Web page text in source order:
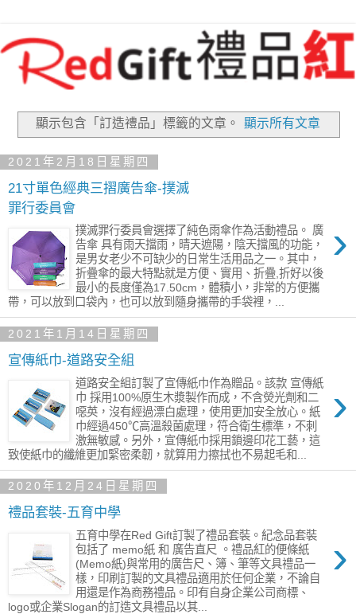
顯示包含「訂造禮品」 標籤的文章。 顯示所有文章
2021年2月18日星期四
21寸單色經典三摺廣告傘-撲滅
罪行委員會
›
撲滅罪行委員會選擇了純色雨傘作為活動禮品。 廣
告傘 具有雨天擋雨，晴天遮陽，陰天擋風的功能，
是男女老少不可缺少的日常生活用品之一。其中，
折疊傘的最大特點就是方便、實用、折疊,折好以後
最小的長度僅為17.50cm，體積小，非常的方便攜
帶，可以放到口袋內，也可以放到隨身攜帶的手袋裡，...
2021年1月14日星期四
宣傳紙巾-道路安全組
›
道路安全組訂製了宣傳紙巾作為贈品。該款 宣傳紙
巾 採用100%原生木漿製作而成，不含熒光劑和二
噁英，沒有經過漂白處理，使用更加安全放心。紙
巾經過450℃高溫殺菌處理，符合衛生標準，不刺
激無敏感。另外，宣傳紙巾採用鎖邊印花工藝，這
致使紙巾的纖維更加緊密柔韌，就算用力擦拭也不易起毛和...
2020年12月24日星期四
禮品套裝-五育中學
›
五育中學在Red Gift訂製了禮品套裝。紀念品套裝
包括了 memo紙 和 廣告直尺 。禮品紅的便條紙
(Memo紙)與常用的廣告尺、簿、筆等文具禮品一
樣，印刷訂製的文具禮品適用於任何企業，不論自
用還是作為商務禮品。印有自身企業公司商標、
logo或企業Slogan的訂造文具禮品以其...